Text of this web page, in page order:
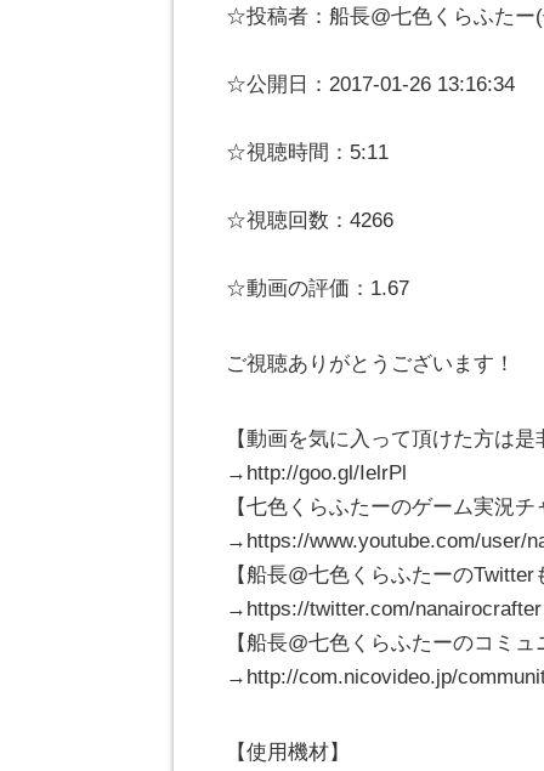
☆投稿者：船長@七色くらふたー
☆公開日：2017-01-26 13:16:34
☆視聴時間：5:11
☆視聴回数：4266
☆動画の評価：1.67
ご視聴ありがとうございます！
【動画を気に入って頂けた方は
→http://goo.gl/IelrPl
【七色くらふたーのゲーム実況チ
→https://www.youtube.com/user/
【船長@七色くらふたーのTwitter
→https://twitter.com/nanairocrafter
【船長@七色くらふたーのコミ
→http://com.nicovideo.jp/
【使用機材】